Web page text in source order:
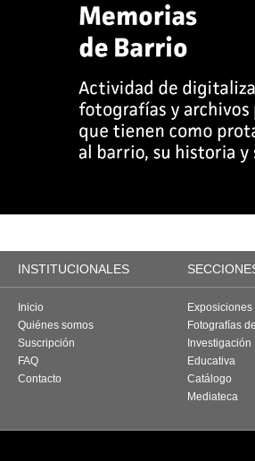
INSTITUCIONALES
Inicio
Quiénes somos
Suscripción
FAQ
Contacto
Exposiciones
Fotografías
Investigación
Educativa
Catálogo
Mediateca